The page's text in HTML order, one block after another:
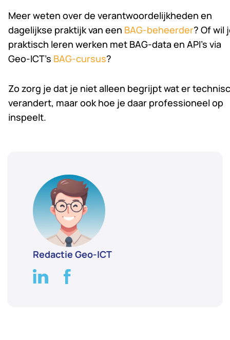
Meer weten over de verantwoordelijkheden en
dagelijkse praktijk van een BAG-beheerder? Of wil
praktisch leren werken met BAG-data en API’s via
Geo-ICT’s BAG-cursus?
Zo zorg je dat je niet alleen begrijpt wat er
verandert, maar ook hoe je daar professioneel op
inspeelt.
Redactie Geo-ICT